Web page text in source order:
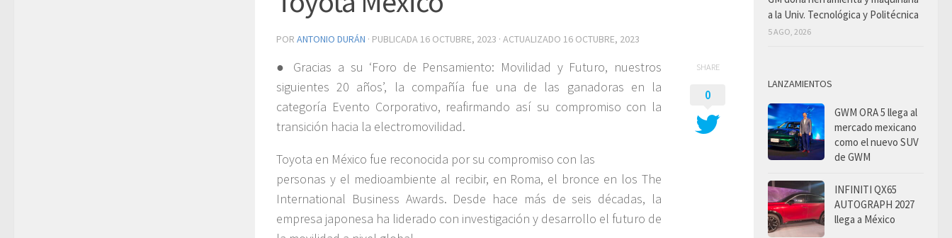
POR ANTONIO DURÁN · PUBLICADA 16 OCTUBRE, 2023 · ACTUALIZADO 16 OCTUBRE, 2023
● Gracias a su ‘Foro de Pensamiento: Movilidad y Futuro, nuestros
siguientes 20 años’, la compañía fue una de las ganadoras en la
categoría Evento Corporativo, reafirmando así su compromiso con la
transición hacia la electromovilidad.
Toyota en México fue reconocida por su compromiso con las
personas y el medioambiente al recibir, en Roma, el bronce en los The
International Business Awards. Desde hace más de seis décadas, la
empresa japonesa ha liderado con investigación y desarrollo el futuro de
SHARE
0
a la Univ. Tecnológica y Politécnica
5 AGO, 2026
LANZAMIENTOS
GWM ORA 5 llega al
mercado mexicano
como el nuevo SUV
de GWM
INFINITI QX65
AUTOGRAPH 2027
llega a México